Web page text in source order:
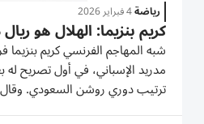
رياضة4 فبراير 2026
كريم بنزيما: الهلال هو
شبه المهاجم الفرنسي كريم بنزيما
مدريد الإسباني، في أول تصريح
ترتيب دوري روشن السعودي.
نشره موقع النادي: «الهلال يشبه